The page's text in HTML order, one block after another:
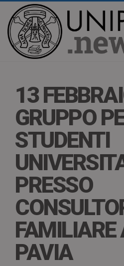
13
GRUPPO
STUDENTI
PRESSO
FAMILIARE
PAVIA